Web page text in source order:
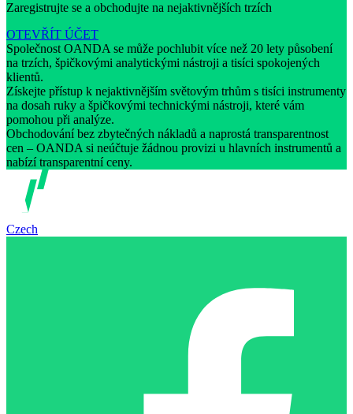
Zaregistrujte se a obchodujte na nejaktivnějších trzích
OTEVŘÍT ÚČET
Společnost OANDA se může pochlubit více než 20 lety působení
na trzích, špičkovými analytickými nástroji a tisíci spokojených
klientů.
Získejte přístup k nejaktivnějším světovým trhům s tisíci instrumenty
na dosah ruky a špičkovými technickými nástroji, které vám
pomohou při analýze.
Obchodování bez zbytečných nákladů a naprostá transparentnost
cen – OANDA si neúčtuje žádnou provizi u hlavních instrumentů a
nabízí transparentní ceny.
Czech